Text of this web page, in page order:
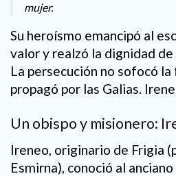
mujer.
Su heroísmo emancipó al
valor y realzó la dignidad
La persecución no sofocó
propagó por las Galias.
Un obispo y misionero:
Ireneo, originario de Frigia
Esmirna), conoció al